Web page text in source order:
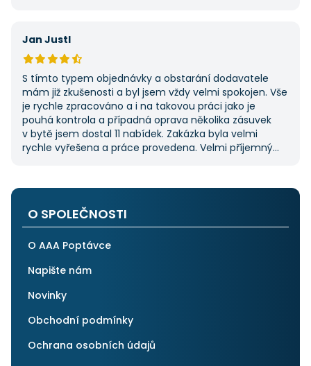
i ostatním.
Jan Justl
S tímto typem objednávky a obstarání dodavatele
mám již zkušenosti a byl jsem vždy velmi spokojen. Vše
je rychle zpracováno a i na takovou práci jako je
pouhá kontrola a případná oprava několika zásuvek
v bytě jsem dostal 11 nabídek. Zakázka byla velmi
rychle vyřešena a práce provedena. Velmi příjemný
po všech stránkách plně spolehnout.
O SPOLEČNOSTI
O AAA Poptávce
Napište nám
Novinky
Obchodní podmínky
Ochrana osobních údajů